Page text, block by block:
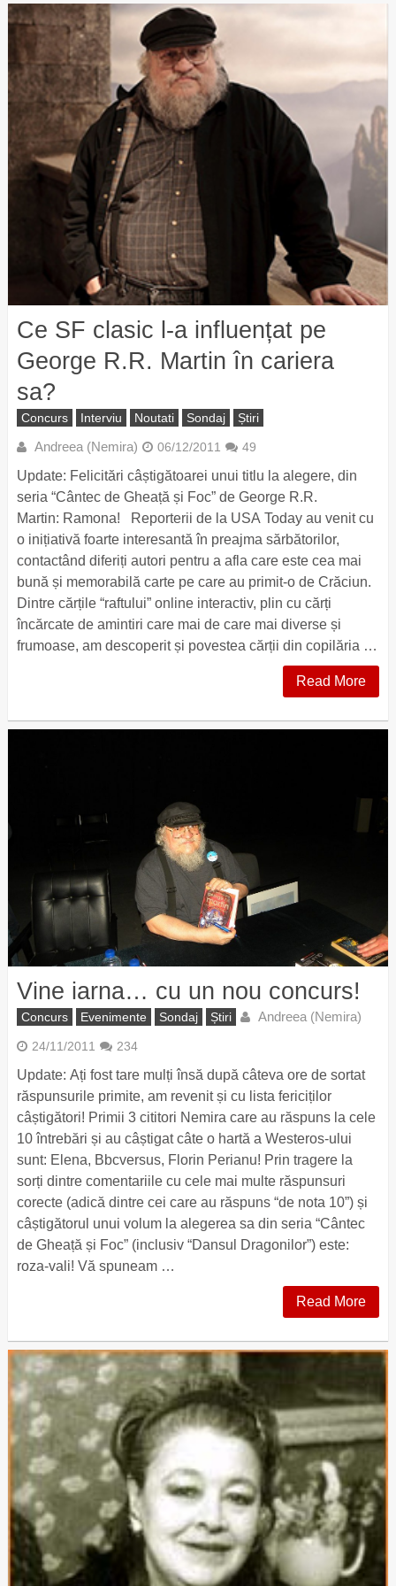
Ce SF clasic l-a influențat pe
George R.R. Martin în cariera
sa?
Concurs Interviu Noutati Sondaj Știri
Andreea (Nemira) 06/12/2011 49
Update: Felicitări câștigătoarei unui titlu la alegere, din
seria “Cântec de Gheață și Foc” de George R.R.
Martin: Ramona! Reporterii de la USA Today au venit cu
o inițiativă foarte interesantă în preajma sărbătorilor,
contactând diferiți autori pentru a afla care este cea mai
bună și memorabilă carte pe care au primit-o de Crăciun.
Dintre cărțile “raftului” online interactiv, plin cu cărți
încărcate de amintiri care mai de care mai diverse și
frumoase, am descoperit și povestea cărții din copilăria …
Read More
Vine iarna… cu un nou concurs!
Concurs Evenimente Sondaj Știri Andreea (Nemira)
24/11/2011 234
Update: Ați fost tare mulți însă după câteva ore de sortat
răspunsurile primite, am revenit și cu lista fericiților
câștigători! Primii 3 cititori Nemira care au răspuns la cele
10 întrebări și au câștigat câte o hartă a Westeros-ului
sunt: Elena, Bbcversus, Florin Perianu! Prin tragere la
sorți dintre comentariile cu cele mai multe răspunsuri
corecte (adică dintre cei care au răspuns “de nota 10”) și
câștigătorul unui volum la alegerea sa din seria “Cântec
de Gheață și Foc” (inclusiv “Dansul Dragonilor”) este:
roza-vali! Vă spuneam …
Read More